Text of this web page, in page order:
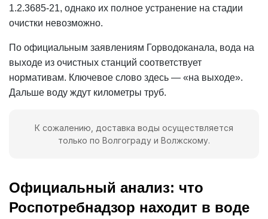
1.2.3685-21, однако их полное устранение на стадии
очистки невозможно.
По официальным заявлениям Горводоканала, вода на
выходе из очистных станций соответствует
нормативам. Ключевое слово здесь — «на выходе».
Дальше воду ждут километры труб.
К сожалению, доставка воды осуществляется
только по Волгограду и Волжскому.
Официальный анализ: что
Роспотребнадзор находит в воде